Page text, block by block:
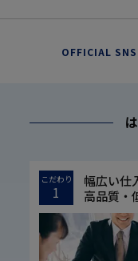
OFFICIAL SNS
こだわり
1
幅広い仕
高品質・